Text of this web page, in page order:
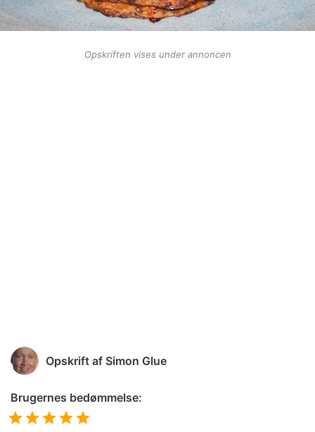
Opskriften vises under annoncen
Opskrift af Simon Glue
Brugernes bedømmelse: